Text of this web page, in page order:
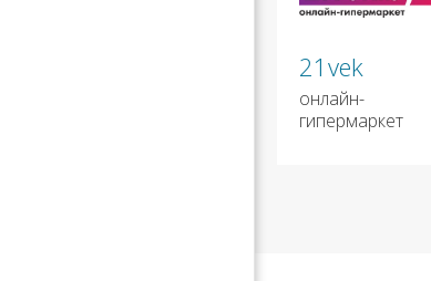
21vek
онлайн-
гипермаркет